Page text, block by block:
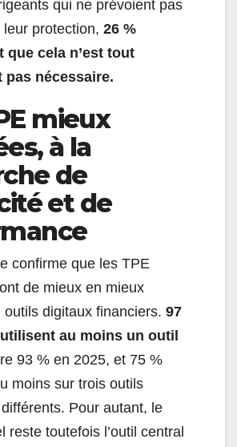
qui ne prévoient pas
protection, 26 %
que cela n’est tout
pas nécessaire.
mieux
à la
de
et de
confirme que les TPE
de mieux en mieux
outils digitaux financiers. 97
au moins un outil
93 % en 2025, et 75 %
moins sur trois outils
Pour autant, le
reste toutefois l’outil central